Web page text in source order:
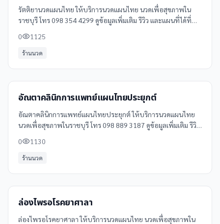
รัตติยานวดแผนไทย ให้บริการนวดแผนไทย นวดเพื่อสุขภาพใน
ราชบุรี โทร 098 354 4299 ดูข้อมูลเพิ่มเติม รีวิว และแผนที่ได้ที่
0 1125
ร้านนวด
อัณตาคลินิกการแพทย์แผนไทยประยุกต์
อัณตาคลินิกการแพทย์แผนไทยประยุกต์ ให้บริการนวดแผนไทย
นวดเพื่อสุขภาพในราชบุรี โทร 098 889 3187 ดูข้อมูลเพิ่มเติม รีวิว
0 1130
ร้านนวด
ล่องไพรอโรคยาศาลา
ล่องไพรอโรคยาศาลา ให้บริการนวดแผนไทย นวดเพื่อสุขภาพใน